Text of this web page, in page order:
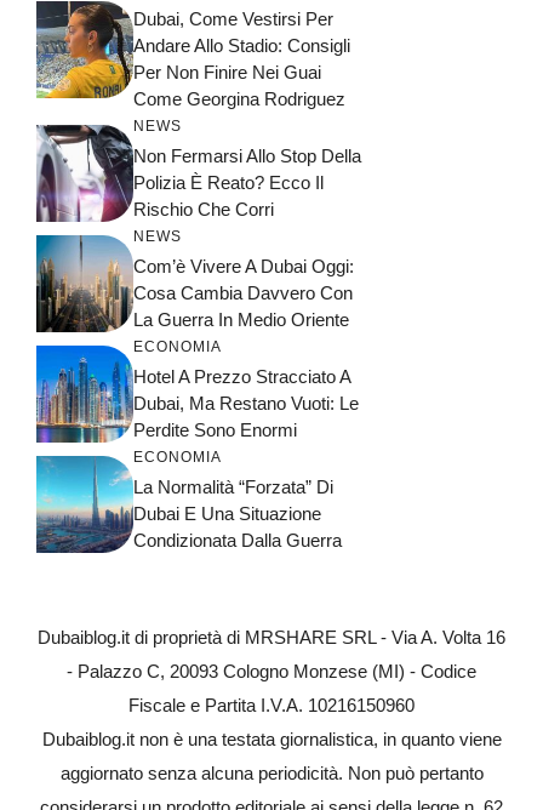
Dubai, Come Vestirsi Per
Andare Allo Stadio: Consigli
Per Non Finire Nei Guai
Come Georgina Rodriguez
NEWS
Non Fermarsi Allo Stop Della
Polizia È Reato? Ecco Il
Rischio Che Corri
NEWS
Com’è Vivere A Dubai Oggi:
Cosa Cambia Davvero Con
La Guerra In Medio Oriente
ECONOMIA
Hotel A Prezzo Stracciato A
Dubai, Ma Restano Vuoti: Le
Perdite Sono Enormi
ECONOMIA
La Normalità “forzata” Di
Dubai E Una Situazione
Condizionata Dalla Guerra
Dubaiblog.it di proprietà di MRSHARE SRL - Via A. Volta 16
- Palazzo C, 20093 Cologno Monzese (MI) - Codice
Fiscale e Partita I.V.A. 10216150960
Dubaiblog.it non è una testata giornalistica, in quanto viene
aggiornato senza alcuna periodicità. Non può pertanto